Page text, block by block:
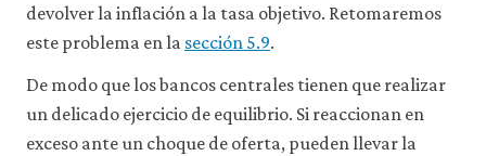
devolver la inflación a la tasa objetivo. Retomaremos
este problema en la sección 5.9.
De modo que los bancos centrales tienen que realizar
un delicado ejercicio de equilibrio. Si reaccionan en
exceso ante un choque de oferta, pueden llevar la